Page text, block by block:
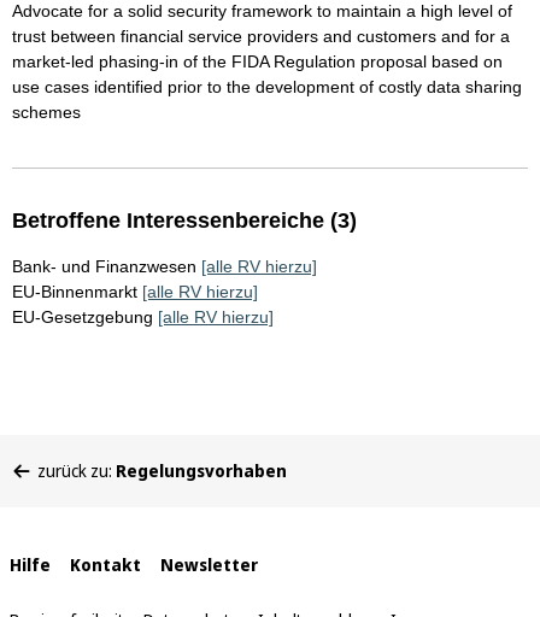
Advocate for a solid security framework to maintain a high level of
trust between financial service providers and customers and for a
market-led phasing-in of the FIDA Regulation proposal based on
use cases identified prior to the development of costly data sharing
schemes
Betroffene Interessenbereiche (3)
Bank- und Finanzwesen [alle RV hierzu]
EU-Binnenmarkt [alle RV hierzu]
EU-Gesetzgebung [alle RV hierzu]
befinden
zurück zu: Regelungsvorhaben
Interne
Links
Hilfe Kontakt Newsletter